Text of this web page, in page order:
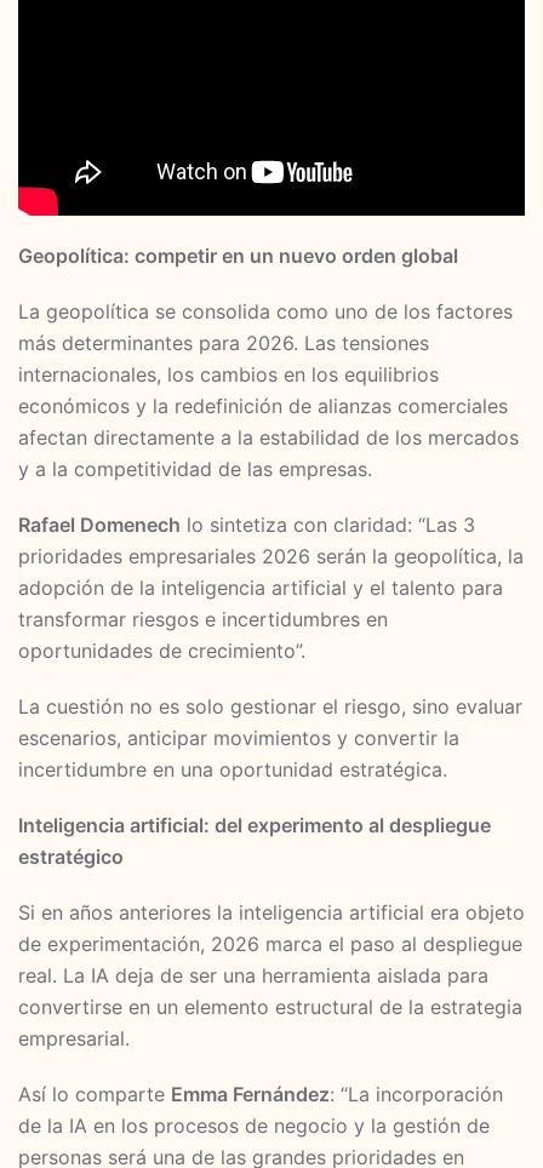
Geopolítica: competir en un nuevo orden global
La geopolítica se consolida como uno de los factores
más determinantes para 2026. Las tensiones
internacionales, los cambios en los equilibrios
económicos y la redefinición de alianzas comerciales
afectan directamente a la estabilidad de los mercados
y a la competitividad de las empresas.
Rafael Domenech lo sintetiza con claridad: “Las 3
prioridades empresariales 2026 serán la geopolítica, la
adopción de la inteligencia artificial y el talento para
transformar riesgos e incertidumbres en
oportunidades de crecimiento”.
La cuestión no es solo gestionar el riesgo, sino evaluar
escenarios, anticipar movimientos y convertir la
incertidumbre en una oportunidad estratégica.
Inteligencia artificial: del experimento al despliegue
estratégico
Si en años anteriores la inteligencia artificial era objeto
de experimentación, 2026 marca el paso al despliegue
real. La IA deja de ser una herramienta aislada para
convertirse en un elemento estructural de la estrategia
empresarial.
Así lo comparte Emma Fernández: “La incorporación
de la IA en los procesos de negocio y la gestión de
personas será una de las grandes prioridades en